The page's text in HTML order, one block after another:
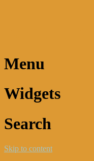
Menu
Widgets
Search
Skip to content